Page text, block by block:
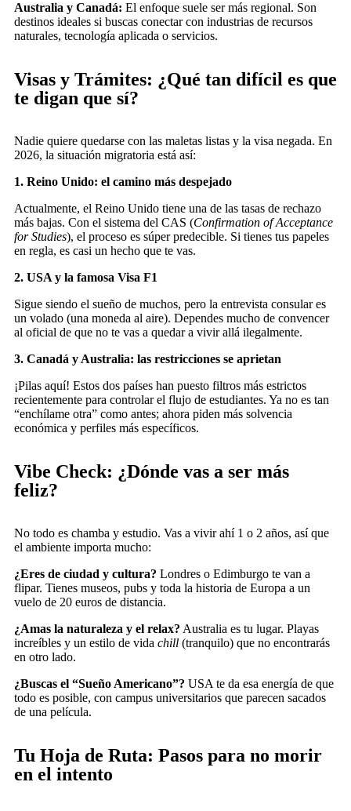
Australia y Canadá: El enfoque suele ser más regional. Son
destinos ideales si buscas conectar con industrias de recursos
naturales, tecnología aplicada o servicios.
Visas y Trámites: ¿Qué tan difícil es que
te digan que sí?
Nadie quiere quedarse con las maletas listas y la visa negada. En
2026, la situación migratoria está así:
1. Reino Unido: el camino más despejado
Actualmente, el Reino Unido tiene una de las tasas de rechazo
más bajas. Con el sistema del CAS (Confirmation of Acceptance
for Studies), el proceso es súper predecible. Si tienes tus papeles
en regla, es casi un hecho que te vas.
2. USA y la famosa Visa F1
Sigue siendo el sueño de muchos, pero la entrevista consular es
un volado (una moneda al aire). Dependes mucho de convencer
al oficial de que no te vas a quedar a vivir allá ilegalmente.
3. Canadá y Australia: las restricciones se aprietan
¡Pilas aquí! Estos dos países han puesto filtros más estrictos
recientemente para controlar el flujo de estudiantes. Ya no es tan
“enchílame otra” como antes; ahora piden más solvencia
económica y perfiles más específicos.
Vibe Check: ¿Dónde vas a ser más
feliz?
No todo es chamba y estudio. Vas a vivir ahí 1 o 2 años, así que
el ambiente importa mucho:
¿Eres de ciudad y cultura? Londres o Edimburgo te van a
flipar. Tienes museos, pubs y toda la historia de Europa a un
vuelo de 20 euros de distancia.
¿Amas la naturaleza y el relax? Australia es tu lugar. Playas
increíbles y un estilo de vida chill (tranquilo) que no encontrarás
en otro lado.
¿Buscas el “Sueño Americano”? USA te da esa energía de que
todo es posible, con campus universitarios que parecen sacados
de una película.
Tu Hoja de Ruta: Pasos para no morir
en el intento